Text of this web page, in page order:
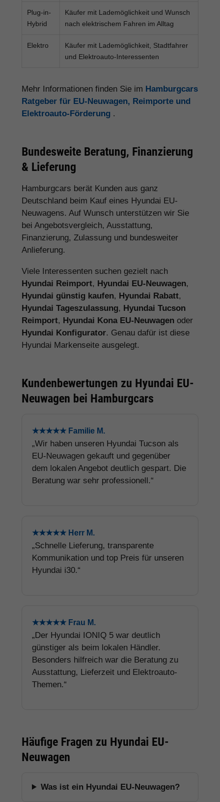
Plug-in-
Hybrid
Käufer mit Lademöglichkeit und Wunsch
nach elektrischem Fahren im Alltag
Elektro
Käufer mit Lademöglichkeit, Stadtfahrer
und Elektroauto-Interessenten
Mehr Informationen finden Sie im Hamburgcars
Ratgeber für EU-Neuwagen, Reimporte und
Elektroauto-Förderung .
Bundesweite Beratung, Finanzierung
& Lieferung
Hamburgcars berät Kunden aus ganz
Deutschland beim Kauf eines Hyundai EU-
Neuwagens. Auf Wunsch unterstützen wir Sie
bei Angebotsvergleich, Ausstattung,
Finanzierung, Zulassung und bundesweiter
Anlieferung.
Viele Interessenten suchen gezielt nach
Hyundai Reimport, Hyundai EU-Neuwagen,
Hyundai günstig kaufen, Hyundai Rabatt,
Hyundai Tageszulassung, Hyundai Tucson
Reimport, Hyundai Kona EU-Neuwagen oder
Hyundai Konfigurator. Genau dafür ist diese
Hyundai Markenseite ausgelegt.
Kundenbewertungen zu Hyundai EU-
Neuwagen bei Hamburgcars
★★★★★ Familie M.
„Wir haben unseren Hyundai Tucson als
EU-Neuwagen gekauft und gegenüber
dem lokalen Angebot deutlich gespart. Die
Beratung war sehr professionell.“
★★★★★ Herr M.
„Schnelle Lieferung, transparente
Kommunikation und top Preis für unseren
Hyundai i30.“
★★★★★ Frau M.
„Der Hyundai IONIQ 5 war deutlich
günstiger als beim lokalen Händler.
Besonders hilfreich war die Beratung zu
Ausstattung, Lieferzeit und Elektroauto-
Themen.“
Häufige Fragen zu Hyundai EU-
Neuwagen
Was ist ein Hyundai EU-Neuwagen?